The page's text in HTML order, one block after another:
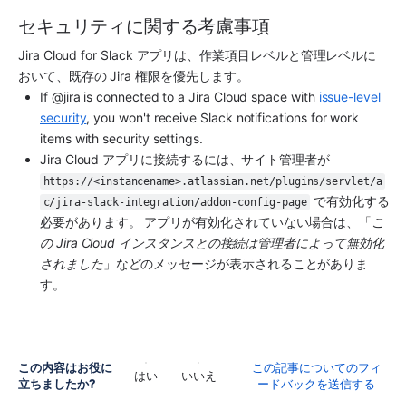
セキュリティに関する考慮事項
Jira Cloud for Slack アプリは、作業項目レベルと管理レベルに
おいて、既存の Jira 権限を優先します。
If @jira is connected to a Jira Cloud space with issue-level
security, you won't receive Slack notifications for work
items with security settings.
Jira Cloud アプリに接続するには、サイト管理者が
https://<instancename>.atlassian.net/plugins/servlet/a
c/jira-slack-integration/addon-config-page
で有効化する
必要があります。 アプリが有効化されていない場合は、「こ
の Jira Cloud インスタンスとの接続は管理者によって無効化
されました」などのメッセージが表示されることがありま
す。
この内容はお役に
立ちましたか?
はい いいえ
この記事についてのフィ
ードバックを送信する